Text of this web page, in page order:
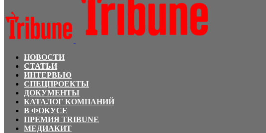
НОВОСТИ
СТАТЬИ
ИНТЕРВЬЮ
СПЕЦПРОЕКТЫ
ДОКУМЕНТЫ
КАТАЛОГ КОМПАНИЙ
В ФОКУСЕ
ПРЕМИЯ TRIBUNE
МЕДИАКИТ